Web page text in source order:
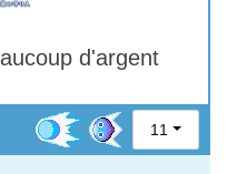
d'argent
11